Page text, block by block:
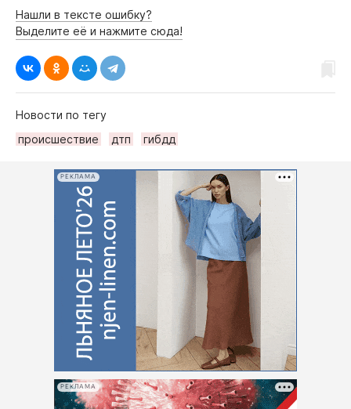
Нашли в тексте ошибку?
Выделите её и нажмите сюда!
Новости по тегу
происшествие
дтп гибдд
РЕКЛАМА
РЕКЛАМА